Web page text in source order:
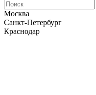
Москва
Санкт-Петербург
Краснодар